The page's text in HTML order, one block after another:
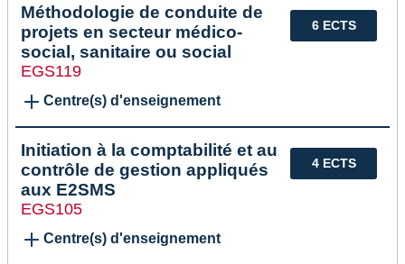
6 ECTS
Méthodologie de conduite de
projets en secteur médico-
social, sanitaire ou social
EGS119
Centre(s) d'enseignement
4 ECTS
Initiation à la comptabilité et au
contrôle de gestion appliqués
aux E2SMS
EGS105
Centre(s) d'enseignement